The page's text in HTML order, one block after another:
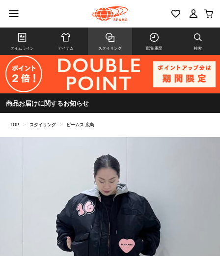
タイムライン アイテム スタイリング 閲覧履歴 検索
商品お届けに関するお知らせ
TOP > スタイリング > ビームス 広島